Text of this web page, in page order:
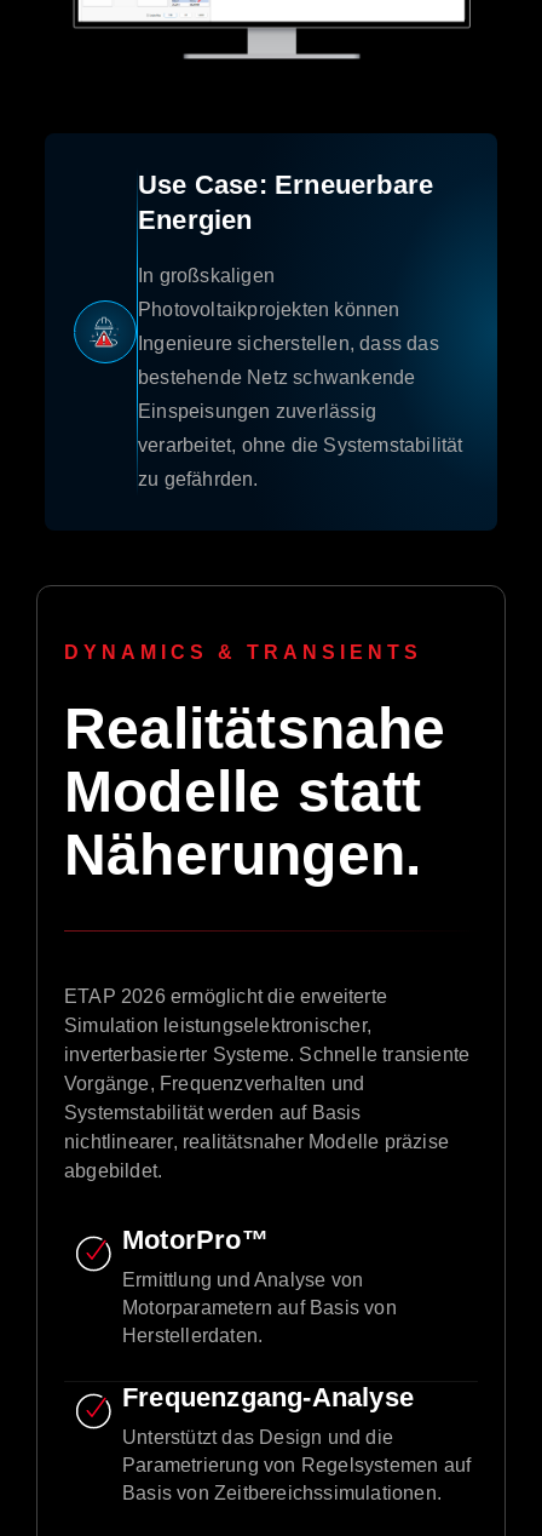
Use Case: Erneuerbare
Energien
In großskaligen
Photovoltaikprojekten können
Ingenieure sicherstellen, dass das
bestehende Netz schwankende
Einspeisungen zuverlässig
verarbeitet, ohne die Systemstabilität
zu gefährden.
DYNAMICS & TRANSIENTS
Realitätsnahe
Modelle statt
Näherungen.
ETAP 2026 ermöglicht die erweiterte
Simulation leistungselektronischer,
inverterbasierter Systeme. Schnelle transiente
Vorgänge, Frequenzverhalten und
Systemstabilität werden auf Basis
nichtlinearer, realitätsnaher Modelle präzise
abgebildet.
MotorPro™
Ermittlung und Analyse von
Motorparametern auf Basis von
Herstellerdaten.
Frequenzgang-Analyse
Unterstützt das Design und die
Parametrierung von Regelsystemen auf
Basis von Zeitbereichssimulationen.